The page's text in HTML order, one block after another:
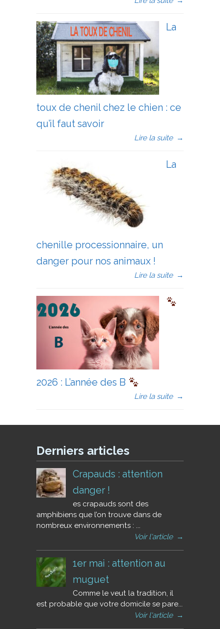
La
toux de chenil chez le chien : ce
qu’il faut savoir
Lire la suite →
La
chenille processionnaire, un
danger pour nos animaux !
Lire la suite →
2026 : L’année des B
Lire la suite →
Derniers articles
Crapauds : attention
danger !
es crapauds sont des
amphibiens que l’on trouve dans de
nombreux environnements : ...
Voir l'article →
1er mai : attention au
muguet
Comme le veut la tradition, il
est probable que votre domicile se pare...
Voir l'article →